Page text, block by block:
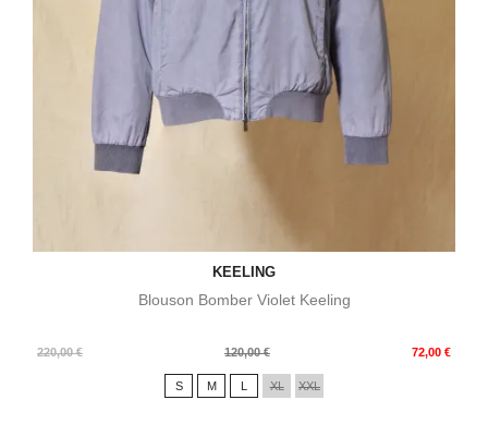
KEELING
Blouson Bomber Violet Keeling
220,00 €
Prix
120,00 € 72,00 €
Prix
S M L XL XXL